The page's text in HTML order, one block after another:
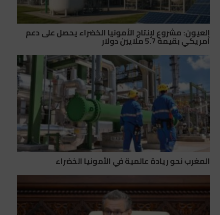
العيون: مشروع لإنتاج الأمونيا الخضراء يحصل على دعم
أمريكي بقيمة 5.7 ملايين دولار
المغرب نحو ريادة عالمية في الأمونيا الخضراء